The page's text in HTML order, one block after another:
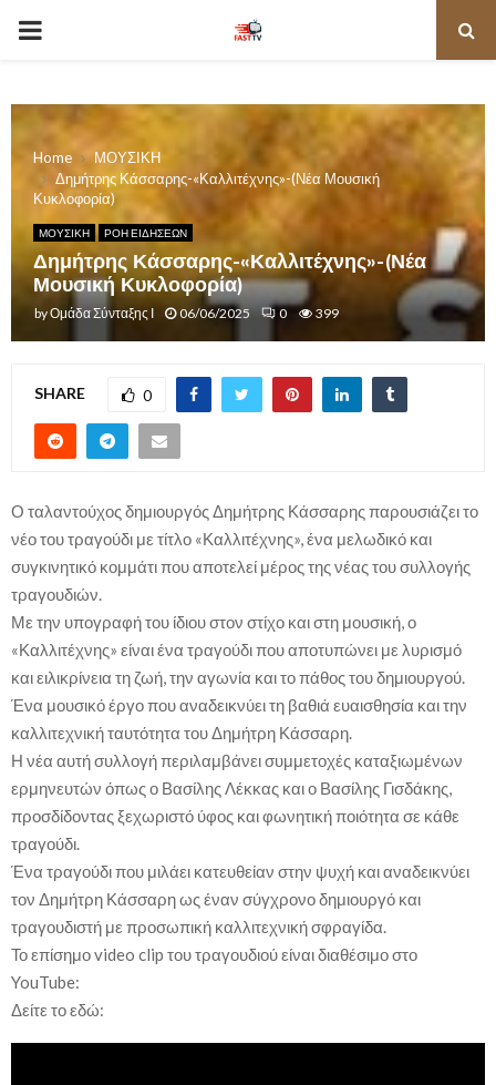
PRIMARY
Home
ΜΟΥΣΙΚΗ
Δημήτρης Κάσσαρης-«Καλλιτέχνης»-(Νέα Μουσική
Κυκλοφορία)
ΜΟΥΣΙΚΗ ΡΟΗ ΕΙΔΗΣΕΩΝ
Δημήτρης Κάσσαρης-«Καλλιτέχνης»-(Νέα
Μουσική Κυκλοφορία)
byΟμάδα Σύνταξης Ι 06/06/2025 0 399
SHARE 0
Ο ταλαντούχος δημιουργός Δημήτρης Κάσσαρης παρουσιάζει το
νέο του τραγούδι με τίτλο «Καλλιτέχνης», ένα μελωδικό και
συγκινητικό κομμάτι που αποτελεί μέρος της νέας του συλλογής
τραγουδιών.
Με την υπογραφή του ίδιου στον στίχο και στη μουσική, ο
«Καλλιτέχνης» είναι ένα τραγούδι που αποτυπώνει με λυρισμό
και ειλικρίνεια τη ζωή, την αγωνία και το πάθος του δημιουργού.
Ένα μουσικό έργο που αναδεικνύει τη βαθιά ευαισθησία και την
καλλιτεχνική ταυτότητα του Δημήτρη Κάσσαρη.
Η νέα αυτή συλλογή περιλαμβάνει συμμετοχές καταξιωμένων
ερμηνευτών όπως ο Βασίλης Λέκκας και ο Βασίλης Γισδάκης,
προσδίδοντας ξεχωριστό ύφος και φωνητική ποιότητα σε κάθε
τραγούδι.
Ένα τραγούδι που μιλάει κατευθείαν στην ψυχή και αναδεικνύει
τον Δημήτρη Κάσσαρη ως έναν σύγχρονο δημιουργό και
τραγουδιστή με προσωπική καλλιτεχνική σφραγίδα.
Το επίσημο video clip του τραγουδιού είναι διαθέσιμο στο
YouTube:
Δείτε το εδώ: